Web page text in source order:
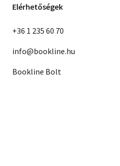
Elérhetőségek
+36 1 235 60 70
info@bookline.hu
Bookline Bolt